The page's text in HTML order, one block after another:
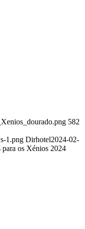
582
1.png Dirhotel2024-02-
para os Xénios 2024